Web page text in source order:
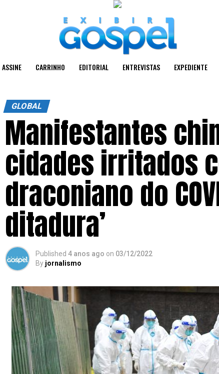
ASSINE CARRINHO EDITORIAL ENTREVISTAS EXPEDIENTE
GLOBAL
Manifestantes
cidades irritados
draconiano do
ditadura’
Published 4 anos ago on 03/12/2022
By jornalismo